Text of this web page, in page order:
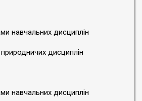
навчальних дисциплін
дисциплін
навчальних дисциплін